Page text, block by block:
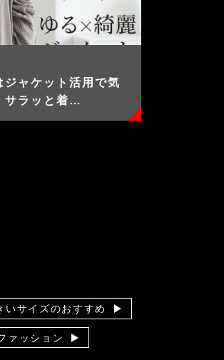
ジャケット活用で気
サラッと着…
いサイズのおすすめ
ァッション